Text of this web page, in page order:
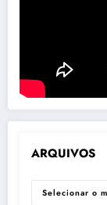
ARQUIVOS
ARQUIVOS